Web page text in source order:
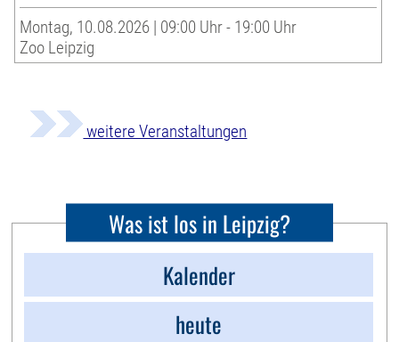
Montag, 10.08.2026 | 09:00 Uhr - 19:00 Uhr
Zoo Leipzig
weitere Veranstaltungen
Was ist los in Leipzig?
Kalender
heute